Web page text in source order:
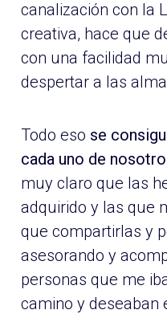
canalización con la
creativa, hace que
con una facilidad
despertar a las
Todo eso se
cada uno de
muy claro que las
adquirido y las que
que compartirlas y
asesorando y
personas que me
camino y deseaban